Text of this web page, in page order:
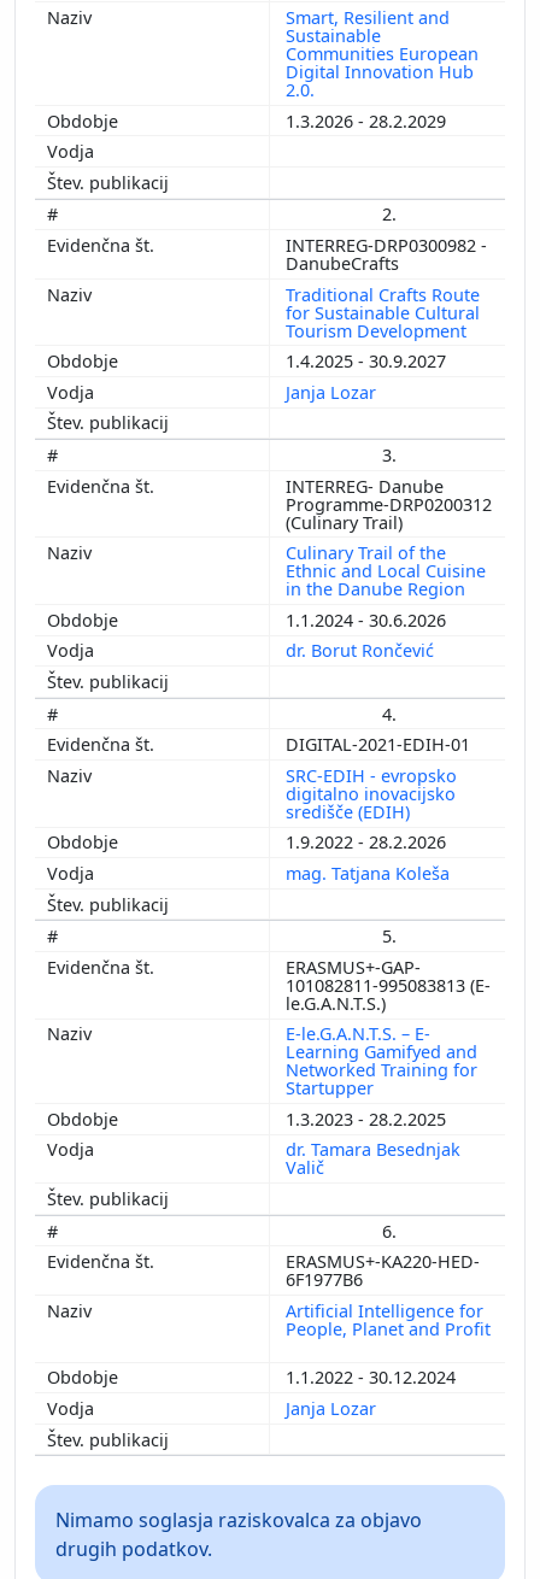
Smart, Resilient and
Sustainable
Communities European
Digital Innovation Hub
2.0.
1.3.2026 - 28.2.2029
2.
INTERREG-DRP0300982 -
DanubeCrafts
Traditional Crafts Route
for Sustainable Cultural
Tourism Development
1.4.2025 - 30.9.2027
Janja Lozar
3.
INTERREG- Danube
Programme-DRP0200312
(Culinary Trail)
Culinary Trail of the
Ethnic and Local Cuisine
in the Danube Region
1.1.2024 - 30.6.2026
dr. Borut Rončević
4.
DIGITAL-2021-EDIH-01
SRC-EDIH - evropsko
digitalno inovacijsko
središče (EDIH)
1.9.2022 - 28.2.2026
mag. Tatjana Koleša
5.
ERASMUS+-GAP-
101082811-995083813 (E-
le.G.A.N.T.S.)
E-le.G.A.N.T.S. – E-
Learning Gamifyed and
Networked Training for
Startupper
1.3.2023 - 28.2.2025
dr. Tamara Besednjak
Valič
6.
ERASMUS+-KA220-HED-
6F1977B6
Artificial Intelligence for
People, Planet and Profit
1.1.2022 - 30.12.2024
Janja Lozar
Nimamo soglasja raziskovalca za objavo
drugih podatkov.